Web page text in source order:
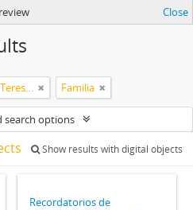
Close
Xalambrí Laguardia, María Cecilia Teresita Familia
search options
Show results with digital objects
Recordatorios de